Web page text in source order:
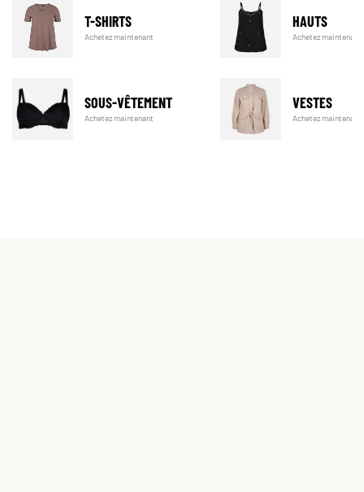
T-SHIRTS
Achetez maintenant
HAUTS
Achetez maintenant
SOUS-VÊTEMENT
Achetez maintenant
VESTES
Achetez maintenant